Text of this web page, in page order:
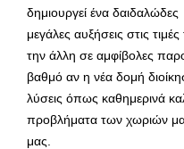
δημιουργεί ένα
μεγάλες αυξήσεις στις
την άλλη σε αμφίβολες
βαθμό αν η νέα δομή
λύσεις όπως καθημερινά
προβλήματα των χωριών
μας.